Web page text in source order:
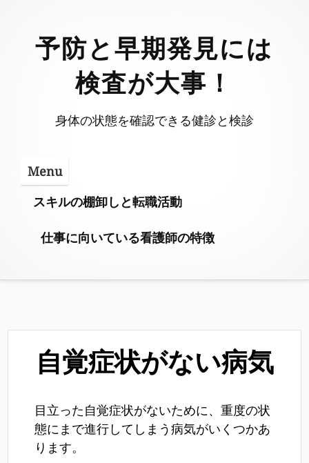
content予防と早期発見には
検査が大事！
身体の状態を確認できる健診と検診
Menu
スキルの棚卸しと転職活動
仕事に向いている看護師の特徴
自覚症状がない病気
目立った自覚症状がないために、重度の状
態にまで進行してしまう病気がいくつかあ
ります。